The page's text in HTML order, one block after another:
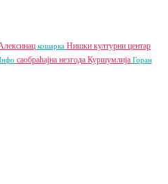
кошарка Нишки културни центар
саобраћајна незгода Куршумлија Горан